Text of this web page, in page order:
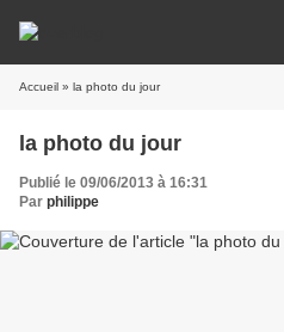
Accueil » la photo du jour
la photo du jour
Publié le 09/06/2013 à 16:31
Par philippe